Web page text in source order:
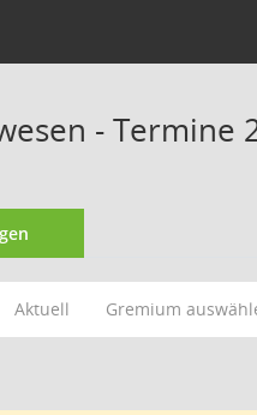
- Termine
Aktuell Gremium